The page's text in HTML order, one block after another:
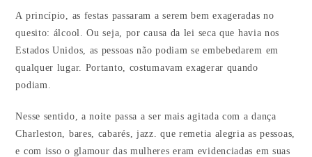
A princípio, as festas passaram a serem bem exageradas no
quesito: álcool. Ou seja, por causa da lei seca que havia nos
Estados Unidos, as pessoas não podiam se embebedarem em
qualquer lugar. Portanto, costumavam exagerar quando
podiam.
Nesse sentido, a noite passa a ser mais agitada com a dança
Charleston, bares, cabarés, jazz. que remetia alegria as pessoas,
e com isso o glamour das mulheres eram evidenciadas em suas